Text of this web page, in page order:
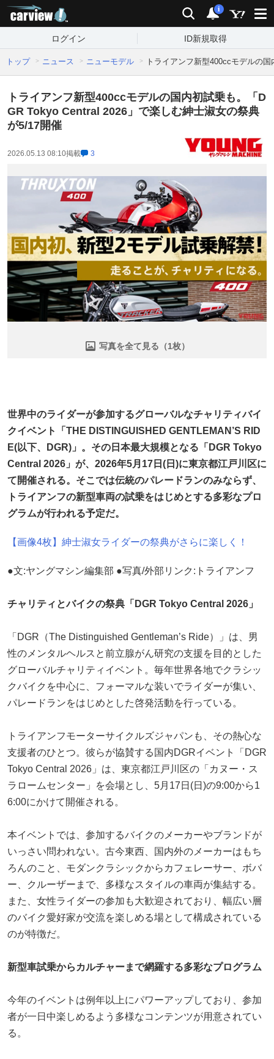
検索 通知
i
ログイン ID新規取得
トップ ニュース ニューモデル トライアンフ新型400ccモデルの
トライアンフ新型400ccモデルの国内初試乗も。「D
GR Tokyo Central 2026」で楽しむ紳士淑女の祭典
が5/17開催
2026.05.13 08:10掲載 3
写真を全て見る（1枚）
世界中のライダーが参加するグローバルなチャリティバイ
クイベント「THE DISTINGUISHED GENTLEMAN’S RID
E(以下、DGR)」。その日本最大規模となる「DGR Tokyo
Central 2026」が、2026年5月17日(日)に東京都江戸川区に
て開催される。そこでは伝統のパレードランのみならず、
トライアンフの新型車両の試乗をはじめとする多彩なプロ
グラムが行われる予定だ。
【画像4枚】紳士淑女ライダーの祭典がさらに楽しく！
●文:ヤングマシン編集部 ●写真/外部リンク:トライアンフ
チャリティとバイクの祭典「DGR Tokyo Central 2026」
「DGR（The Distinguished Gentleman’s Ride）」は、男
性のメンタルヘルスと前立腺がん研究の支援を目的とした
グローバルチャリティイベント。毎年世界各地でクラシッ
クバイクを中心に、フォーマルな装いでライダーが集い、
パレードランをはじめとした啓発活動を行っている。
トライアンフモーターサイクルズジャパンも、その熱心な
支援者のひとつ。彼らが協賛する国内DGRイベント「DGR
Tokyo Central 2026」は、東京都江戸川区の「カヌー・ス
ラロームセンター」を会場とし、5月17日(日)の9:00から1
6:00にかけて開催される。
本イベントでは、参加するバイクのメーカーやブランドが
いっさい問われない。古今東西、国内外のメーカーはもち
ろんのこと、モダンクラシックからカフェレーサー、ボバ
ー、クルーザーまで、多様なスタイルの車両が集結する。
また、女性ライダーの参加も大歓迎されており、幅広い層
のバイク愛好家が交流を楽しめる場として構成されている
のが特徴だ。
新型車試乗からカルチャーまで網羅する多彩なプログラム
今年のイベントは例年以上にパワーアップしており、参加
者が一日中楽しめるよう多様なコンテンツが用意されてい
る。